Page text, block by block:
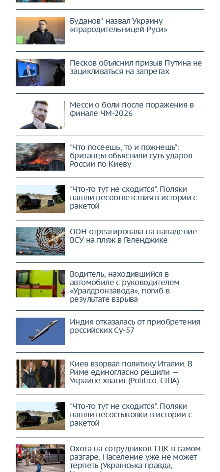
Буданов* назвал Украину
«прародительницей Руси»
Песков объяснил призыв Путина не
зацикливаться на запретах
Месси о боли после поражения в
финале ЧМ-2026
"Что посеешь, то и пожнешь":
британцы объяснили суть ударов
России по Киеву
"Что-то тут не сходится". Поляки
нашли несоответствия в истории с
ракетой
ООН отреагировала на нападение
ВСУ на пляж в Геленджике
Водитель, находившийся в
автомобиле с руководителем
«Уралдронзавода», погиб в
результате взрыва
Индия отказалась от приобретения
российских Су-57
Киев взорвал политику Италии. В
Риме единогласно решили —
Украине хватит (Politico, США)
"Что-то тут не сходится". Поляки
нашли несостыковки в истории с
ракетой
Охота на сотрудников ТЦК в самом
разгаре. Население уже не может
терпеть (Українська правда,